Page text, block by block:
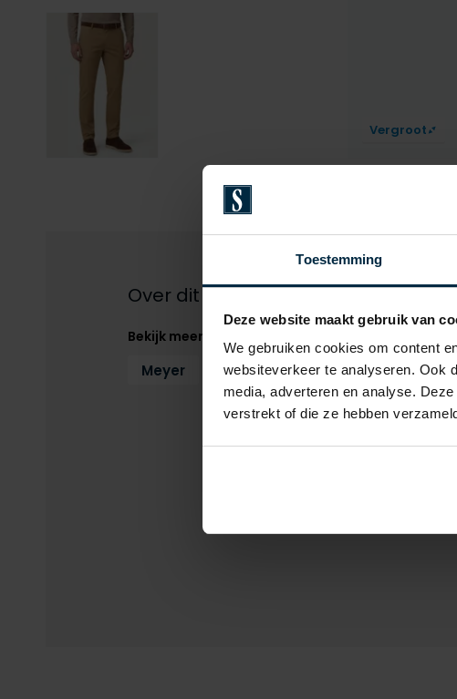
Toestemming
Deze website maakt gebruik van
We gebruiken cookies om content
websiteverkeer te analyseren. Ook
media, adverteren en analyse.
verstrekt of die ze hebben
Vergroot
Over dit product
Bekijk meer
Meyer Pantalons Pantalons Meyer